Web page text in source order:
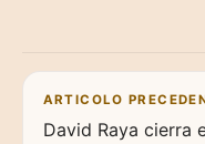
Navigazione
ARTICOLO
David Raya cierra